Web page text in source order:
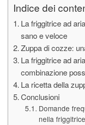
Indice dei
La friggitrice ad
sano e veloce
Zuppa di cozze:
La friggitrice ad
combinazione
La ricetta della
Conclusioni
Domande
nella